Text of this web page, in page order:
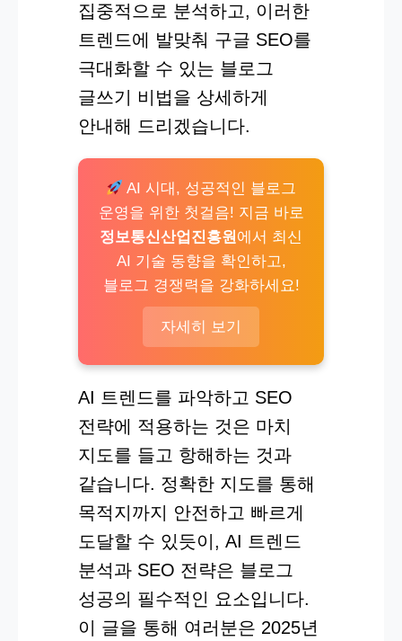
집중적으로 분석하고, 이러한
트렌드에 발맞춰 구글 SEO를
극대화할 수 있는 블로그
글쓰기 비법을 상세하게
안내해 드리겠습니다.
AI 시대, 성공적인 블로그
운영을 위한 첫걸음! 지금 바로
정보통신산업진흥원에서 최신
AI 기술 동향을 확인하고,
블로그 경쟁력을 강화하세요!
자세히 보기
AI 트렌드를 파악하고 SEO
전략에 적용하는 것은 마치
지도를 들고 항해하는 것과
같습니다. 정확한 지도를 통해
목적지까지 안전하고 빠르게
도달할 수 있듯이, AI 트렌드
분석과 SEO 전략은 블로그
성공의 필수적인 요소입니다.
이 글을 통해 여러분은 2025년